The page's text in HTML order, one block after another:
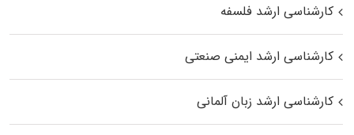
کارشناسی ارشد فلسفه
کارشناسی ارشد ایمنی صنعتی
کارشناسی ارشد زبان آلمانی